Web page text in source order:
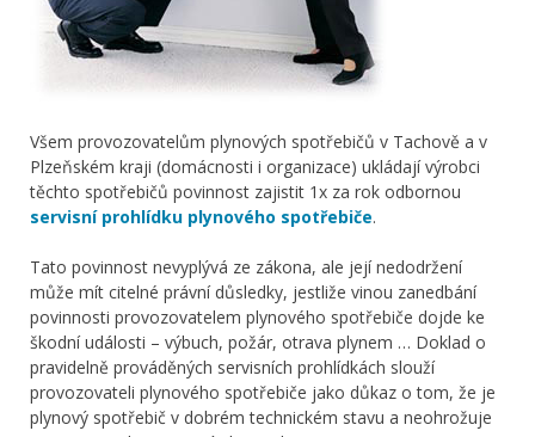
Všem provozovatelům plynových spotřebičů v Tachově a v
Plzeňském kraji (domácnosti i organizace) ukládají výrobci
těchto spotřebičů povinnost zajistit 1x za rok odbornou
servisní prohlídku plynového spotřebiče.
Tato povinnost nevyplývá ze zákona, ale její nedodržení
může mít citelné právní důsledky, jestliže vinou zanedbání
povinnosti provozovatelem plynového spotřebiče dojde ke
škodní události – výbuch, požár, otrava plynem … Doklad o
pravidelně prováděných servisních prohlídkách slouží
provozovateli plynového spotřebiče jako důkaz o tom, že je
plynový spotřebič v dobrém technickém stavu a neohrožuje